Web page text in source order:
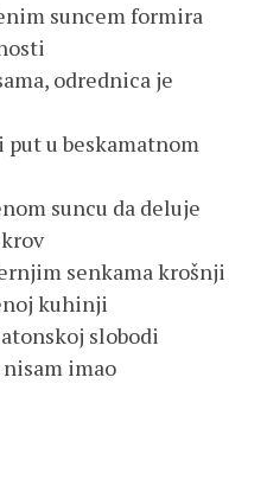
suncem formira
odrednica je
put u beskamatnom
suncu da deluje
senkama krošnji
kuhinji
slobodi
nisam imao